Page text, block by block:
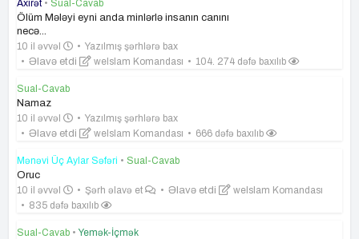
Axirət • Sual-Cavab
Ölüm Mələyi eyni anda minlərlə insanın canını
necə...
10 il əvvəl
Yazılmış şərhlərə bax
Əlavə etdi
weIslam Komandası 104. 274 dəfə baxılıb
Sual-Cavab
Namaz
10 il əvvəl
Yazılmış şərhlərə bax
Əlavə etdi
weIslam Komandası 666 dəfə baxılıb
Mənəvi Üç Aylar Səfəri • Sual-Cavab
Oruc
10 il əvvəl
Şərh əlavə et Əlavə etdi
weIslam Komandası
835 dəfə baxılıb
Sual-Cavab • Yemək-İçmək